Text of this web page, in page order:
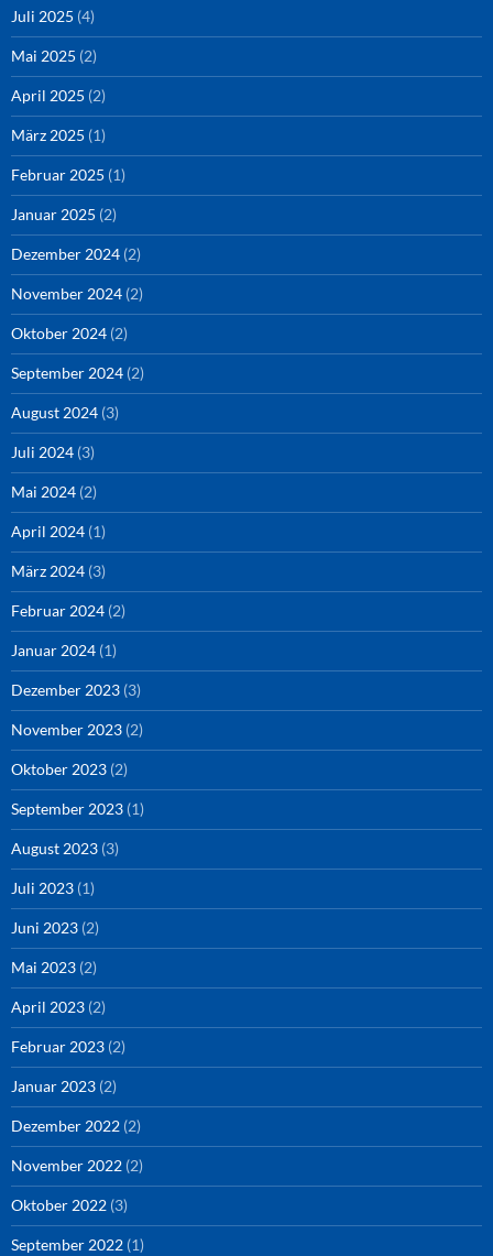
Juli 2025 (4)
Mai 2025 (2)
April 2025 (2)
März 2025 (1)
Februar 2025 (1)
Januar 2025 (2)
Dezember 2024 (2)
November 2024 (2)
Oktober 2024 (2)
September 2024 (2)
August 2024 (3)
Juli 2024 (3)
Mai 2024 (2)
April 2024 (1)
März 2024 (3)
Februar 2024 (2)
Januar 2024 (1)
Dezember 2023 (3)
November 2023 (2)
Oktober 2023 (2)
September 2023 (1)
August 2023 (3)
Juli 2023 (1)
Juni 2023 (2)
Mai 2023 (2)
April 2023 (2)
Februar 2023 (2)
Januar 2023 (2)
Dezember 2022 (2)
November 2022 (2)
Oktober 2022 (3)
September 2022 (1)